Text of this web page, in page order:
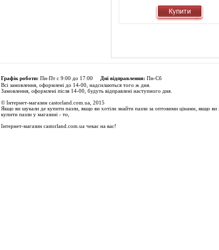
Графік роботи: Пн-Пт с 9:00 до 17:00 Дні відправлення: Пн-Сб
Всі замовлення, оформлені до 14-00, надсилаються того ж дня.
Замовлення, оформлені після 14-00, будуть відправлені наступного дня.
© Інтернет-магазин castorland.com.ua, 2015
Якщо ви шукали де купити пазли, якщо ви хотіли знайти пазли за оптовими цінами, якщо ви
купити пазли у магазині - то,
Інтернет-магазин castorland.com.ua чекає на вас!